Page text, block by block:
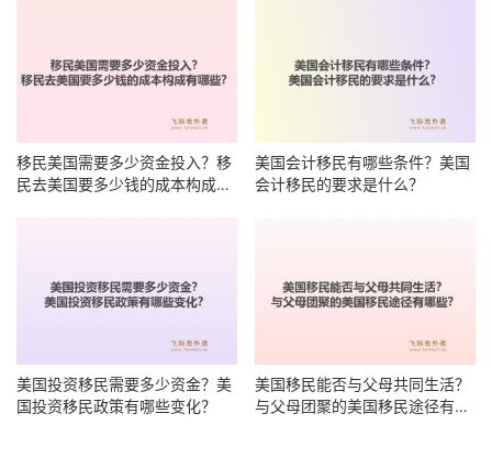
移民美国需要多少资金投入？移
民去美国要多少钱的成本构成有
美国会计移民有哪些条件？美国
会计移民的要求是什么？
美国投资移民需要多少资金？美
国投资移民政策有哪些变化？
美国移民能否与父母共同生活？
与父母团聚的美国移民途径有哪